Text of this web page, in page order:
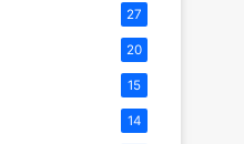
27
20
15
14